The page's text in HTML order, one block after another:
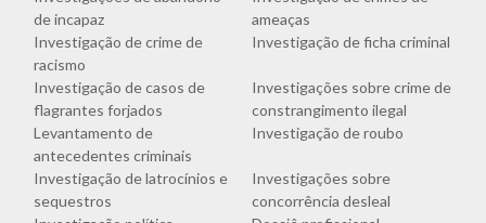
de incapaz
ameaças
Investigação de crime de
racismo
Investigação de ficha criminal
Investigação de casos de
flagrantes forjados
Investigações sobre crime de
constrangimento ilegal
Levantamento de
antecedentes criminais
Investigação de roubo
Investigação de latrocínios e
sequestros
Investigações sobre
concorrência desleal